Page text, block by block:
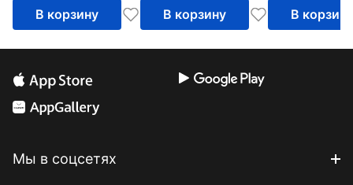
В корзину В корзину В корзину
Мы в соцсетях